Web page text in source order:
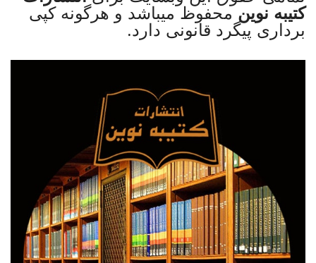
کتیبه نوین محفوظ میباشد و هرگونه کپی
برداری پیگرد قانونی دارد.